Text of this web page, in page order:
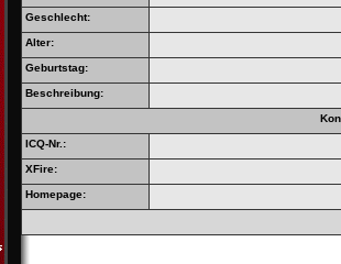
Geschlecht:
Alter:
Geburtstag:
Beschreibung:
ICQ-Nr.:
XFire:
Homepage: